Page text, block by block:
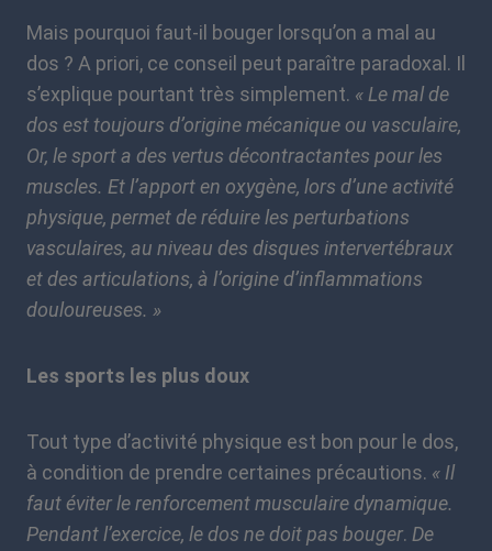
Mais pourquoi faut-il bouger lorsqu’on a mal au
dos ? A priori, ce conseil peut paraître paradoxal. Il
s’explique pourtant très simplement. « Le mal de
dos est toujours d’origine mécanique ou vasculaire,
Or, le sport a des vertus décontractantes pour les
muscles. Et l’apport en oxygène, lors d’une activité
physique, permet de réduire les perturbations
vasculaires, au niveau des disques intervertébraux
et des articulations, à l’origine d’inflammations
douloureuses. »
Les sports les plus doux
Tout type d’activité physique est bon pour le dos,
à condition de prendre certaines précautions. « Il
faut éviter le renforcement musculaire dynamique.
Pendant l’exercice, le dos ne doit pas bouger. De